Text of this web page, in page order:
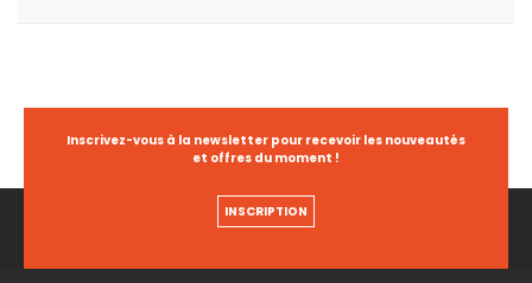
Inscrivez-vous à la newsletter pour recevoir les nouveautés
et offres du moment !
INSCRIPTION